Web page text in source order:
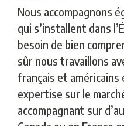
Nous accompagnons
qui s’installent dans
besoin de bien
sûr nous travaillons
français et
expertise sur le
accompagnant sur